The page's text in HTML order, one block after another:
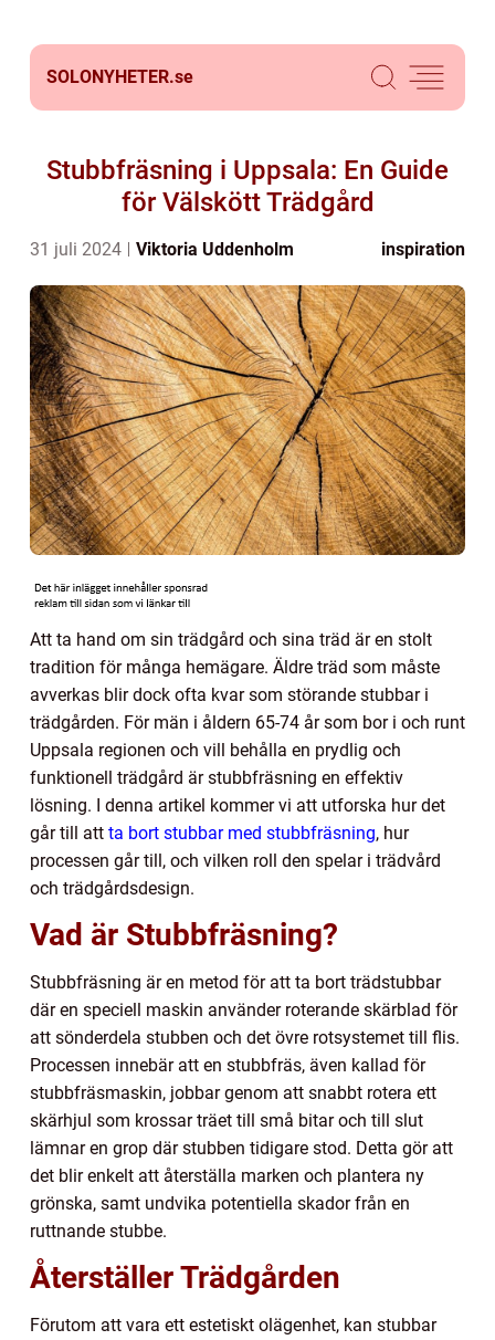
SOLONYHETER.se
Stubbfräsning i Uppsala: En Guide
för Välskött Trädgård
31 juli 2024 Viktoria Uddenholm inspiration
Att ta hand om sin trädgård och sina träd är en stolt
tradition för många hemägare. Äldre träd som måste
avverkas blir dock ofta kvar som störande stubbar i
trädgården. För män i åldern 65-74 år som bor i och runt
Uppsala regionen och vill behålla en prydlig och
funktionell trädgård är stubbfräsning en effektiv
lösning. I denna artikel kommer vi att utforska hur det
går till att ta bort stubbar med stubbfräsning, hur
processen går till, och vilken roll den spelar i trädvård
och trädgårdsdesign.
Vad är Stubbfräsning?
Stubbfräsning är en metod för att ta bort trädstubbar
där en speciell maskin använder roterande skärblad för
att sönderdela stubben och det övre rotsystemet till flis.
Processen innebär att en stubbfräs, även kallad för
stubbfräsmaskin, jobbar genom att snabbt rotera ett
skärhjul som krossar träet till små bitar och till slut
lämnar en grop där stubben tidigare stod. Detta gör att
det blir enkelt att återställa marken och plantera ny
grönska, samt undvika potentiella skador från en
ruttnande stubbe.
Återställer Trädgården
Förutom att vara ett estetiskt olägenhet, kan stubbar